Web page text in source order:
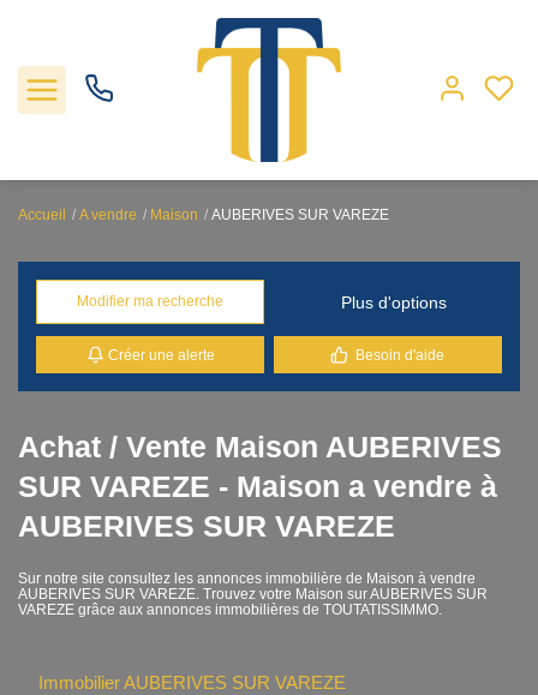
Locations
Gestion
Nos agences
Estimation
Contact
Accueil A vendre Maison AUBERIVES SUR VAREZE
Modifier ma recherche Plus d'options
Créer une alerte Besoin d'aide
Achat / Vente Maison AUBERIVES
SUR VAREZE - Maison a vendre à
AUBERIVES SUR VAREZE
Sur notre site consultez les annonces immobilière de Maison à vendre
AUBERIVES SUR VAREZE. Trouvez votre Maison sur AUBERIVES SUR
VAREZE grâce aux annonces immobilières de TOUTATISSIMMO.
Immobilier AUBERIVES SUR VAREZE